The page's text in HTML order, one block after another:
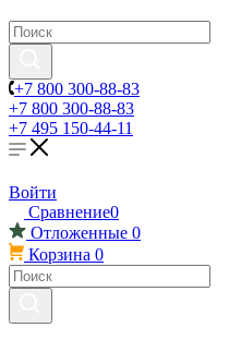
+7 800 300-88-83
+7 800 300-88-83
+7 495 150-44-11
Войти
Сравнение0
Отложенные 0
Корзина 0